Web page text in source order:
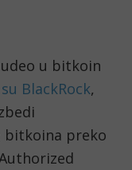
u bitkoin
BlackRock,
bitkoina preko